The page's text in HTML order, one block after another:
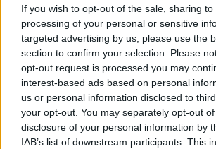
If you wish to opt-out of the sale, sharing
processing of your personal or sensitive
targeted advertising by us, please use the
section to confirm your selection. Please
opt-out request is processed you may
interest-based ads based on personal
us or personal information disclosed to
your opt-out. You may separately opt-out
disclosure of your personal information by
IAB’s list of downstream participants. This
Ceux qui n'ont pas assez
domaine et qui ne parle pas
sont affectés à des postes sans
contre, ils ont, s'ils le veulent, une
d'être affecté à des postes avec
tard dans la saison.